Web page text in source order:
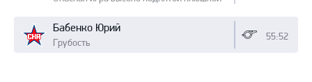
Бабенко Юрий
Грубость
55:52